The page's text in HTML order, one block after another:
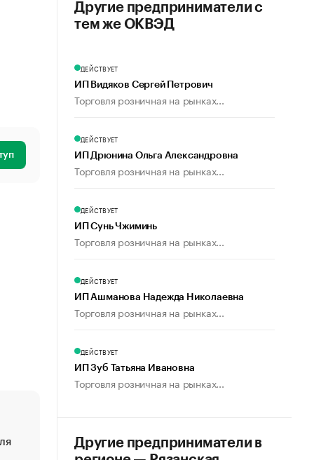
«От спорта тело стареет иначе». Как живет глава
создавшей GTA
Другие предприниматели с
тем же ОКВЭД
ДЕЙСТВУЕТ
ИП Видяков Сергей Петрович
Торговля розничная на рынках...
ДЕЙСТВУЕТ
ИП Дрюнина Ольга Александровна
Торговля розничная на рынках...
ДЕЙСТВУЕТ
ИП Сунь Чжиминь
Торговля розничная на рынках...
ДЕЙСТВУЕТ
ИП Ашманова Надежда Николаевна
Торговля розничная на рынках...
ДЕЙСТВУЕТ
ИП Зуб Татьяна Ивановна
Торговля розничная на рынках...
Другие предприниматели в